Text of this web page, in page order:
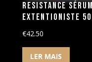
Resistance Sérum
Extentioniste
€42.50
LER MAIS